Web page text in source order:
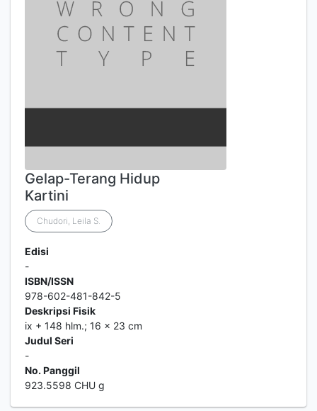
Gelap-Terang Hidup
Kartini
Chudori, Leila S.
Edisi
-
ISBN/ISSN
978-602-481-842-5
Deskripsi Fisik
ix + 148 hlm.; 16 x 23 cm
Judul Seri
-
No. Panggil
923.5598 CHU g